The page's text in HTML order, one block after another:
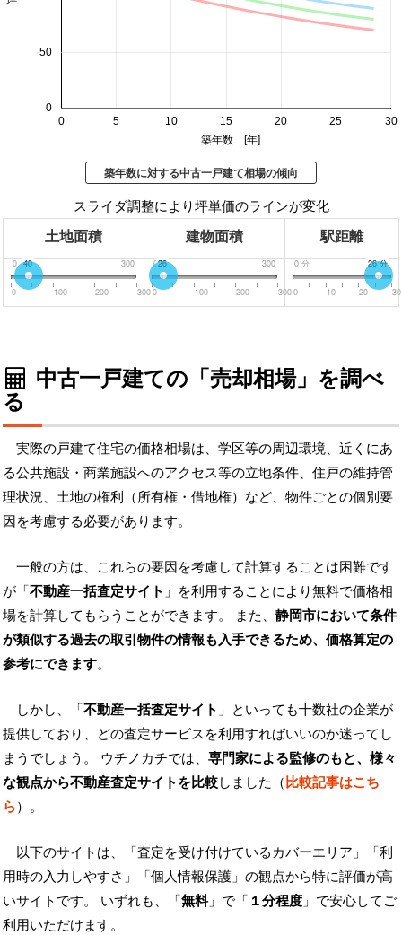
0 5 10 15 20 25 30
0
50
築年数 [年]
築年数に対する中古一戸建て相場の傾向
スライダ調整により坪単価のラインが変化
土地面積 建物面積 駅距離
0 300
40
0 100 200 300
0 300
26
0 100 200 300
0 分 30分
26分
0 10 20 30
中古一戸建ての「売却相場」を調べ
る
実際の戸建て住宅の価格相場は、学区等の周辺環境、近くにあ
る公共施設・商業施設へのアクセス等の立地条件、住戸の維持管
理状況、土地の権利（所有権・借地権）など、物件ごとの個別要
因を考慮する必要があります。
一般の方は、これらの要因を考慮して計算することは困難です
が「不動産一括査定サイト 」を利用することにより無料で価格相
場を計算してもらうことができます。 また、 静岡市において条件
が類似する過去の取引物件の情報も入手できるため、価格算定の
参考にできます。
しかし、「不動産一括査定サイト 」といっても十数社の企業が
提供しており、どの査定サービスを利用すればいいのか迷ってし
まうでしょう。 ウチノカチでは、 専門家による監修のもと、様々
な観点から不動産査定サイトを比較しました（比較記事はこち
ら）。
以下のサイトは、「査定を受け付けているカバーエリア」「利
用時の入力しやすさ」「個人情報保護」の観点から特に評価が高
いサイトです。 いずれも、「無料」で「 １分程度 」で安心してご
利用いただけます。